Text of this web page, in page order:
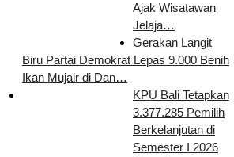
Ajak Wisatawan
Jelaja…
Gerakan Langit
Biru Partai Demokrat Lepas 9.000 Benih
Ikan Mujair di Dan…
KPU Bali Tetapkan
3.377.285 Pemilih
Berkelanjutan di
Semester I 2026